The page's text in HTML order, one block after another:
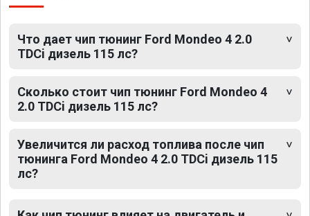
Что дает чип тюнинг Ford Mondeo 4 2.0
TDCi дизель 115 лс?
Сколько стоит чип тюнинг Ford Mondeo 4
2.0 TDCi дизель 115 лс?
Увеличится ли расход топлива после чип
тюнинга Ford Mondeo 4 2.0 TDCi дизель 115
лс?